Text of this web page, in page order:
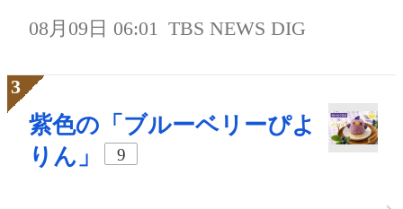
08月09日 06:01 TBS NEWS DIG
紫色の「ブルーベリーぴよ
りん」
9